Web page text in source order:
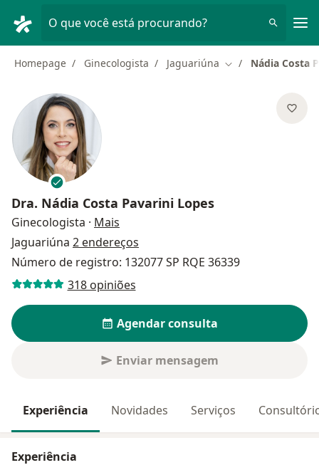
O que você está procurando?
Homepage Ginecologista Jaguariúna Mudar de cidade
Nádia Costa
Dra. Nádia Costa Pavarini Lopes
Ginecologista · Mais
Jaguariúna 2 endereços
Número de registro: 132077 SP RQE 36339
318 opiniões
Agendar consulta
Enviar mensagem
Experiência Novidades Serviços
Experiência